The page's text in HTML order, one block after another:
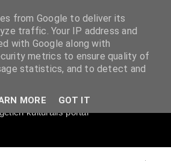
kulturális portál
from Google to deliver its
traffic. Your IP address and
with Google along with
metrics to ensure quality of
statistics, and to detect and
MORE GOT IT